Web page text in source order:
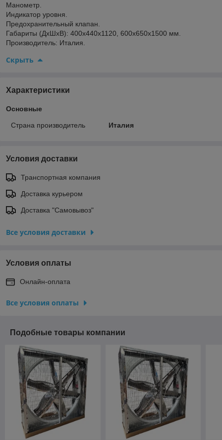
Манометр.
Индикатор уровня.
Предохранительный клапан.
Габариты (ДхШхВ): 400х440х1120, 600х650х1500 мм.
Производитель: Италия.
Скрыть
Характеристики
Основные
Страна производитель Италия
Условия доставки
Транспортная компания
Доставка курьером
Доставка "Самовывоз"
Все условия доставки
Условия оплаты
Онлайн-оплата
Все условия оплаты
Подобные товары компании